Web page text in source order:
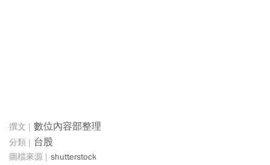
數位內容部整理
台股
shutterstock